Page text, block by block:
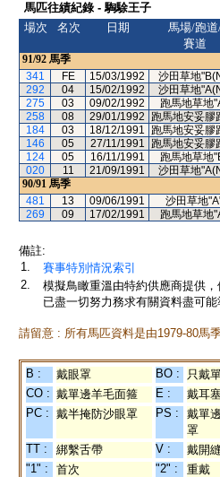
馬匹往績紀錄 - 騊駼王子
場次
名次 日期
馬場/跑
賽道
91/92 馬季
341
FE 15/03/1992 沙田草地
292
04 15/02/1992 沙田草地
275
03 09/02/1992 跑馬地草地
258
08 29/01/1992 跑馬地安妥膠
184
03 18/12/1991 跑馬地安妥膠
146
05 27/11/1991 跑馬地安妥膠
124
05 16/11/1991 跑馬地草地
020
11 21/09/1991 沙田草地
90/91 馬季
481
13 09/06/1991 沙田草地
269
09 17/02/1991 跑馬地草地
備註:
1.
賽事特別情況索引
2.
模擬鳥瞰重溫由特約供應商提供
已盡一切努力務求有關資料盡可
請留意 : 所有馬匹資料是由1979-80馬
B : 戴眼罩 BO : 只戴
CO : 戴單邊羊毛面箍 E : 戴耳
PC : 戴半掩防沙眼罩 PS :
戴單
罩
TT : 綁繫舌帶 V : 戴開
"1" :
首次 "2" : 重戴